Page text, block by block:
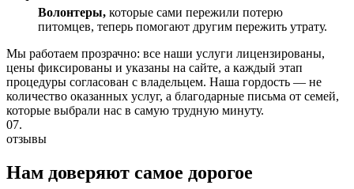
Волонтеры, которые сами пережили потерю
питомцев, теперь помогают другим пережить утрату.
Мы работаем прозрачно: все наши услуги лицензированы,
цены фиксированы и указаны на сайте, а каждый этап
процедуры согласован с владельцем. Наша гордость — не
количество оказанных услуг, а благодарные письма от семей,
которые выбрали нас в самую трудную минуту.
07.
отзывы
Нам доверяют самое дорогое